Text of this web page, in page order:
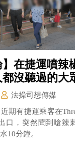
】在捷運噴辣
沒聽過的大
法操司想傳媒
期有捷運乘客在
口，突然聞到嗆辣
10分鐘。